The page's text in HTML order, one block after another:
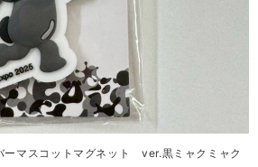
ーマスコットマグネット ver.黒ミャクミャク